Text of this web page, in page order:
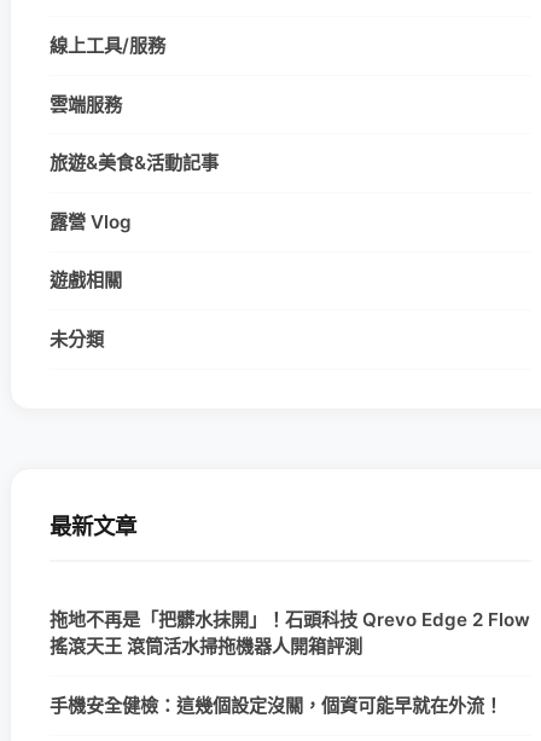
線上工具/服務
雲端服務
旅遊&美食&活動記事
露營 Vlog
遊戲相關
未分類
最新文章
拖地不再是「把髒水抹開」！石頭科技 Qrevo Edge 2 Flow
搖滾天王 滾筒活水掃拖機器人開箱評測
手機安全健檢：這幾個設定沒關，個資可能早就在外流！